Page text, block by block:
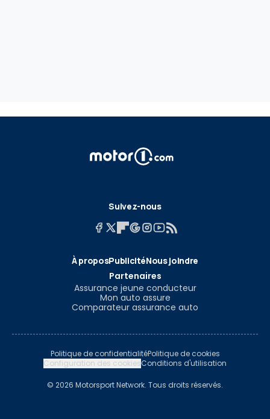
Suivez-nous
À proposPublicitéNous joindre
Partenaires
Assurance jeune conducteur
Mon auto assure
Comparateur assurance auto
Politique de confidentialitéPolitique de cookies
Configuration des cookiesConditions d'utilisation
© 2026 Motorsport Network. Tous droits réservés.